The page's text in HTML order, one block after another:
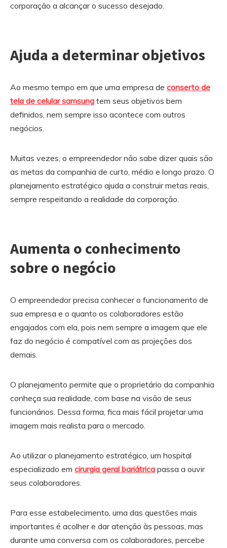
corporação a alcançar o sucesso desejado.
Ajuda a determinar objetivos
Ao mesmo tempo em que uma empresa de conserto de
tela de celular samsung tem seus objetivos bem
definidos, nem sempre isso acontece com outros
negócios.
Muitas vezes, o empreendedor não sabe dizer quais são
as metas da companhia de curto, médio e longo prazo. O
planejamento estratégico ajuda a construir metas reais,
sempre respeitando a realidade da corporação.
Aumenta o conhecimento
sobre o negócio
O empreendedor precisa conhecer o funcionamento de
sua empresa e o quanto os colaboradores estão
engajados com ela, pois nem sempre a imagem que ele
faz do negócio é compatível com as projeções dos
demais.
O planejamento permite que o proprietário da companhia
conheça sua realidade, com base na visão de seus
funcionários. Dessa forma, fica mais fácil projetar uma
imagem mais realista para o mercado.
Ao utilizar o planejamento estratégico, um hospital
especializado em cirurgia geral bariátrica passa a ouvir
seus colaboradores.
Para esse estabelecimento, uma das questões mais
importantes é acolher e dar atenção às pessoas, mas
durante uma conversa com os colaboradores, percebe